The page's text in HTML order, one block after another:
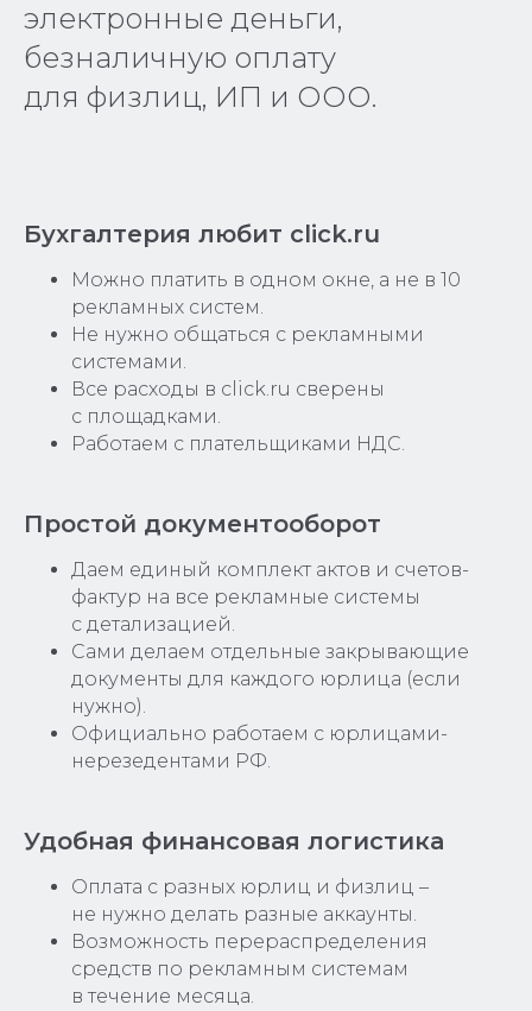
электронные деньги,
безналичную оплату
для физлиц, ИП и ООО.
Бухгалтерия любит click.ru
Можно платить в одном окне, а не в 10
рекламных систем.
Не нужно общаться с рекламными
системами.
Все расходы в click.ru сверены
с площадками.
Работаем с плательщиками НДС.
Простой документооборот
Даем единый комплект актов и счетов-
фактур на все рекламные системы
с детализацией.
Сами делаем отдельные закрывающие
документы для каждого юрлица (если
нужно).
Официально работаем с юрлицами-
нерезедентами РФ.
Удобная финансовая логистика
Оплата с разных юрлиц и физлиц –
не нужно делать разные аккаунты.
Возможность перераспределения
средств по рекламным системам
в течение месяца.